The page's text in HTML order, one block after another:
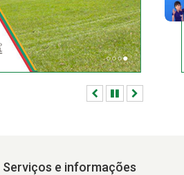
AnteriorPausar
Serviços e informações